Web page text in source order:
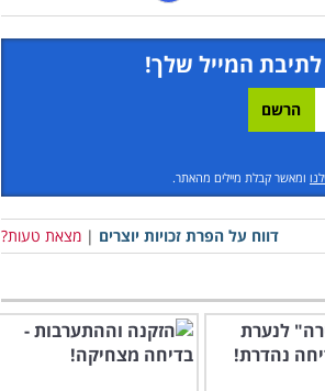
המייל שלך!
ומאשר קבלת מיילים מהאתר.
דווח על הפרת זכויות יוצרים | מצאת טעות?